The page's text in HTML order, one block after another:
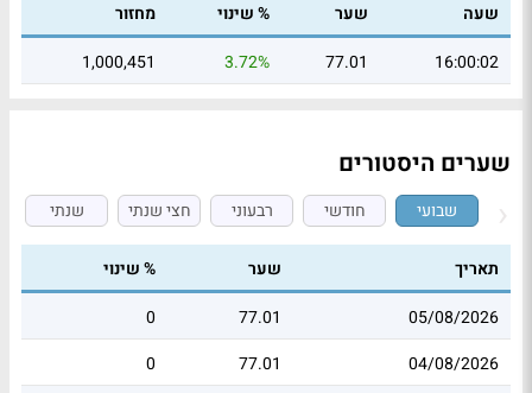
שעה שער % שינוי
מחזור
16:00:02
77.01
3.72%
1,000,451
שערים היסטורים
שבועי חודשי רבעוני חצי שנתי שנתי
תאריך שער
% שינוי
05/08/2026
77.01
0
04/08/2026
77.01
0